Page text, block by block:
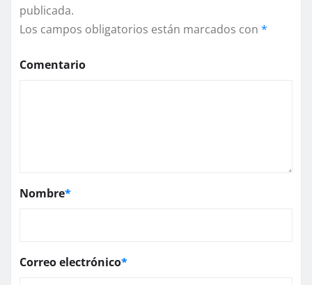
publicada.
Los campos obligatorios están marcados con *
Comentario
Nombre*
Correo electrónico*